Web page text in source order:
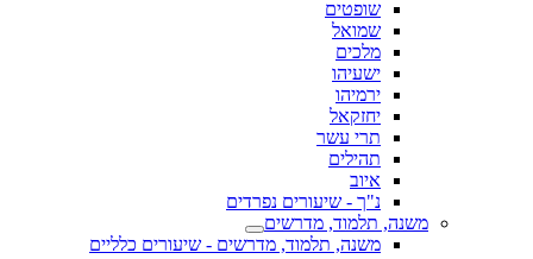
שופטים
שמואל
מלכים
ישעיהו
ירמיהו
יחזקאל
תרי עשר
תהילים
איוב
נ"ך - שיעורים נפרדים
משנה, תלמוד, מדרשים
משנה, תלמוד, מדרשים - שיעורים כלליים